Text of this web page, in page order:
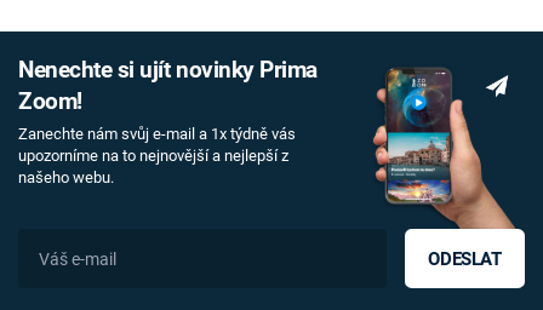
Nenechte si ujít novinky Prima
Zoom!
Zanechte nám svůj e-mail a 1x týdně vás
upozorníme na to nejnovější a nejlepší z
našeho webu.
ODESLAT